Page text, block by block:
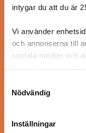
intygar du att du är
Vi använder
och annonserna till
sociala medier och
som vi samarbetar
tillhandahållit eller
deras tjänster.
Nödvändig
Inställningar